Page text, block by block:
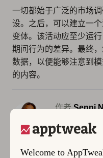
Welcome to
一切都始于广泛的市场
设。之后，可以建立一
变体。 该活动应至少运
期间行为的差异。最终
数据，以便能够注意到
的内容。
作者Senni
Senni is the